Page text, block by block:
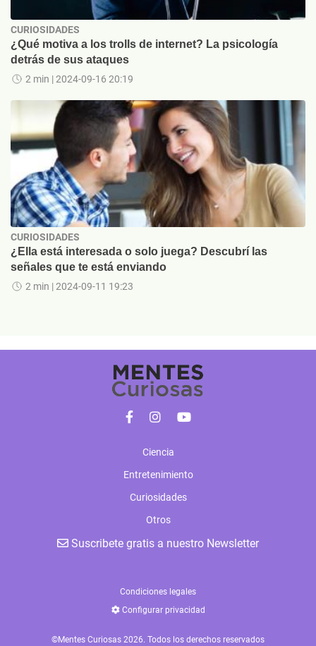
CURIOSIDADES
¿Qué motiva a los trolls de internet? La psicología
detrás de sus ataques
2 min | 2024-09-16 20:19
CURIOSIDADES
¿Ella está interesada o solo juega? Descubrí las
señales que te está enviando
2 min | 2024-09-11 19:23
Ciencia
Entretenimiento
Curiosidades
Otros
Suscribete gratis a nuestro Newsletter
Condiciones legales
Configurar privacidad
©Mentes Curiosas 2026. Todos los derechos reservados